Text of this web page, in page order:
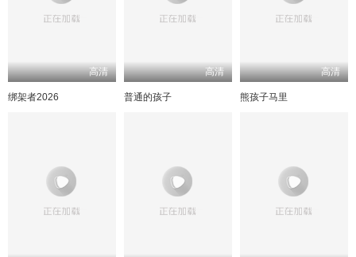
高清
绑架者2026
高清
普通的孩子
高清
熊孩子马里